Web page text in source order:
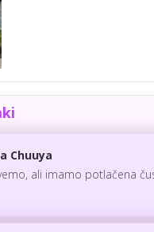
Chuuya
ali imamo potlačena